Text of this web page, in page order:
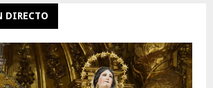
DIRECTO